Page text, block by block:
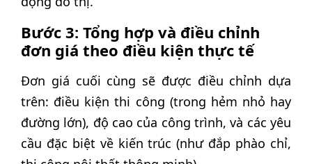
Bước 3: Tổng hợp và điều chỉnh
đơn giá theo điều kiện thực tế
Đơn giá cuối cùng sẽ được điều chỉnh dựa
trên: điều kiện thi công (trong hẻm nhỏ hay
đường lớn), độ cao của công trình, và các yêu
cầu đặc biệt về kiến trúc (như đắp phào chỉ,